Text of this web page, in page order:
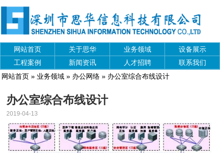
网站首页 关于思华 业务领域
设备展示
工程案例
新闻资讯 人才招聘
联系我们
网站首页 » 业务领域 » 办公网络 » 办公室综合布线设计
办公室综合布线设计
2019-04-13